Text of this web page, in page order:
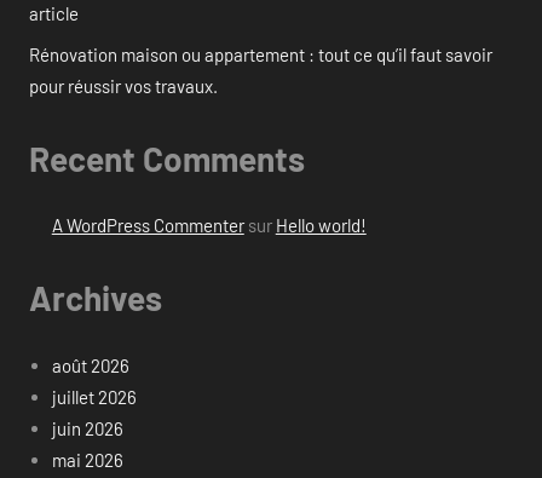
article
Rénovation maison ou appartement : tout ce qu’il faut savoir
pour réussir vos travaux.
Recent Comments
A WordPress Commentersur Hello world!
Archives
août 2026
juillet 2026
juin 2026
mai 2026